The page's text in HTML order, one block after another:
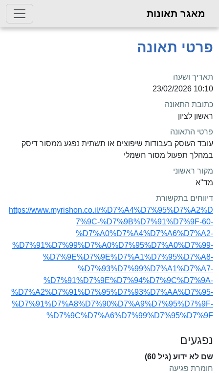
מאגר תאונות
פרטי תאונה
תאריך ושעה
10:10 23/02/2026
כתובת התאונה
ראשון לציון
פרטי התאונה
עובד העוסק בעבודות שיפוצים או תשתית נפגע ממסור דיסק
במהלך תפעול מסור חשמלי
מקור ראשוני
מד"א
דיווחים בתקשורת
https://www.myrishon.co.il/%D7%A4%D7%95%D7%A2%D
7%9C-%D7%9B%D7%91%D7%9F-60-
%D7%A0%D7%A4%D7%A6%D7%A2-
%D7%91%D7%99%D7%A0%D7%95%D7%A0%D7%99-
%D7%9E%D7%9E%D7%A1%D7%95%D7%A8-
%D7%93%D7%99%D7%A1%D7%A7-
%D7%91%D7%9E%D7%94%D7%9C%D7%9A-
%D7%A2%D7%91%D7%95%D7%93%D7%AA%D7%95-
%D7%91%D7%A8%D7%90%D7%A9%D7%95%D7%9F-
%D7%9C%D7%A6%D7%99%D7%95%D7%9F
נפגעים
שם לא ידוע (גיל 60)
חומרת פגיעה